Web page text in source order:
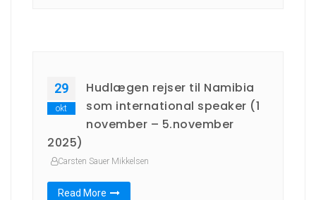
29
okt
Hudlægen rejser til Namibia
som international speaker (1
november – 5.november
2025)
Carsten Sauer Mikkelsen
Read More